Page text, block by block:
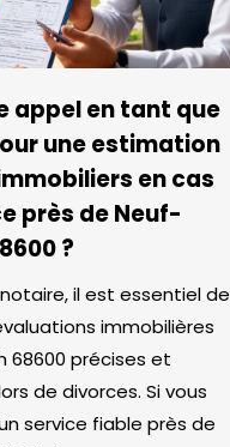
appel en tant que
une estimation
en cas
près de Neuf-
?
il est essentiel de
immobilières
68600 précises et
de divorces. Si vous
service fiable près de